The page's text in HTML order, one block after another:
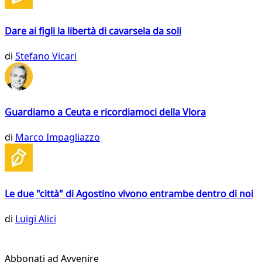
Dare ai figli la libertà di cavarsela da soli
di Stefano Vicari
Guardiamo a Ceuta e ricordiamoci della Vlora
di Marco Impagliazzo
Le due "città" di Agostino vivono entrambe dentro di noi
di Luigi Alici
Abbonati ad Avvenire